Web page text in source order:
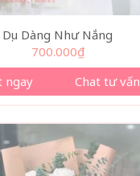
Dịu Dàng Như Nắng
700.000₫
ngay
Chat tư vấn